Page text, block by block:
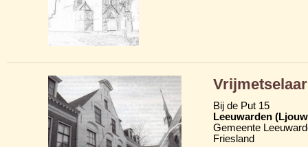
Bij de Put 15
Leeuwarden
Gemeente
Friesland